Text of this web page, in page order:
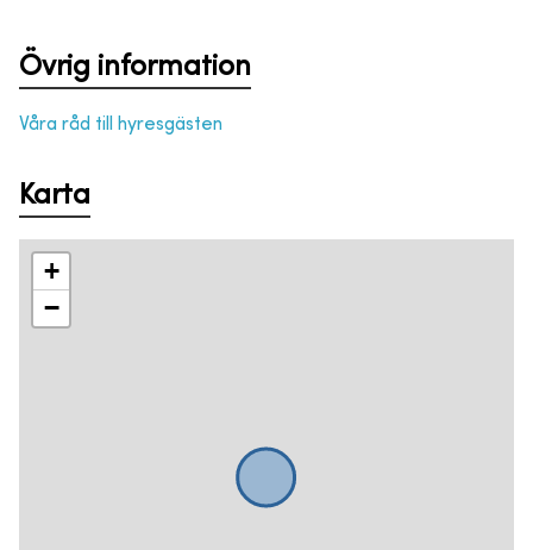
Övrig information
Våra råd till hyresgästen
Karta
+
−